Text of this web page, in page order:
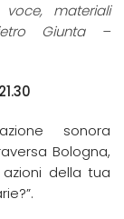
materiali
Giunta –
sonora
Bologna,
della tua